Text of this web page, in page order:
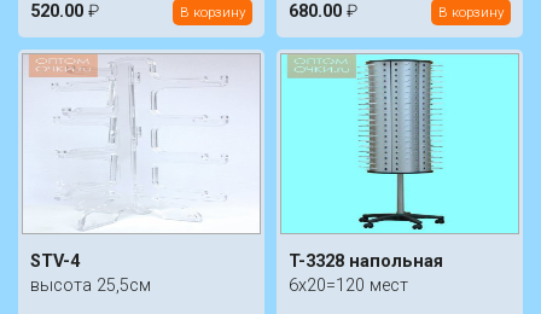
520.00 ₽ В корзину 680.00 ₽ В корзину
STV-4
высота 25,5см
T-3328 напольная
6х20=120 мест